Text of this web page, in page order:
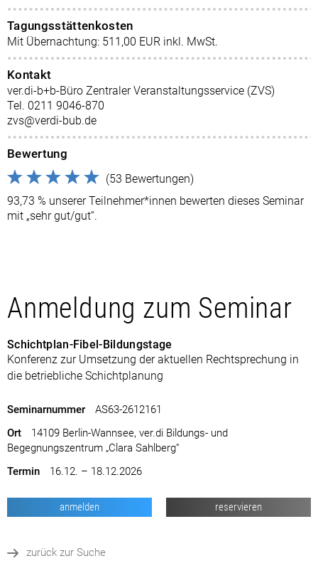
Tagungsstättenkosten
Mit Übernachtung: 511,00 EUR inkl. MwSt.
Kontakt
ver.di-b+b-Büro Zentraler Veranstaltungsservice (ZVS)
Tel. 0211 9046-870
zvs@verdi-bub.de
Bewertung
(53 Bewertungen)
93,73 % unserer Teilnehmer*innen bewerten dieses Seminar
mit „sehr gut/gut“.
Anmeldung zum Seminar
Schichtplan-Fibel-Bildungstage
Konferenz zur Umsetzung der aktuellen Rechtsprechung in
die betriebliche Schichtplanung
Seminarnummer
AS63-2612161
Ort
14109 Berlin-Wannsee, ver.di Bildungs- und
Begegnungszentrum „Clara Sahlberg“
Termin
16.12. – 18.12.2026
anmelden reservieren
zurück zur Suche